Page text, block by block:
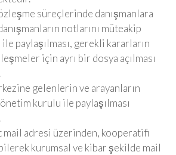
süreçlerinde danışmanlara
notlarını müteakip
paylaşılması, gerekli kararların
için ayrı bir dosya açılması
gelenlerin ve arayanların
kurulu ile paylaşılması
adresi üzerinden, kooperatifi
kurumsal ve kibar şekilde mail